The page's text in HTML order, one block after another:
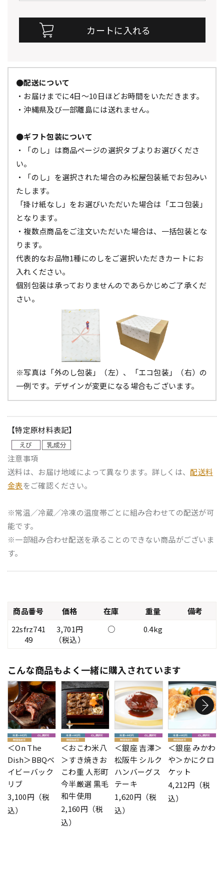
●配送について
・お届けまでに4日～10日ほどお時間をいただきます。
・沖縄県及び一部離島には送れません。
●ギフト包装について
・「のし」は商品ページの選択タブよりお選びくださ
い。
・「のし」を選択された場合のみ松屋包装紙でお包みい
たします。
「掛け紙なし」をお選びいただいた場合は「エコ包装」
となります。
・複数点商品をご注文いただいた場合は、一括包装とな
ります。
代表的なお品物1種にのしをご選択いただきカートにお
入れください。
個別包装は承っておりませんのであらかじめご了承くだ
さい。
※写真は「外のし包装」（左）、「エコ包装」（右）の
一例です。デザインが変更になる場合もございます。
【特定原材料表記】
注意事項
送料は、お届け地域によって異なります。詳しくは、配送料
金表をご確認ください。
※常温／冷蔵／冷凍の温度帯ごとに組み合わせての配送が可
能です。
※一部組み合わせ配送を承ることのできない商品がございま
す。
商品番号 価格 在庫 重量
備考
22sfrz741
49
3,701円
（税込）
○ 0.4kg
こんな商品もよく一緒に購入されています
＜On The
Dish＞BBQベ
イビーバック
リブ
3,100円（税
込）
＜おこわ米八
＞すき焼きお
こわ重 人形町
今半厳選 黒毛
和牛使用
2,160円（税
込）
＜銀座 吉澤＞
松阪牛 シルク
ハンバーグス
テーキ
1,620円（税
込）
＜銀座 みかわ
や＞かにクロ
ケット
4,212円（税
込）